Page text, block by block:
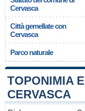
Cervasca
Città gemellate con
Cervasca
Parco naturale
TOPONIMIA
CERVASCA